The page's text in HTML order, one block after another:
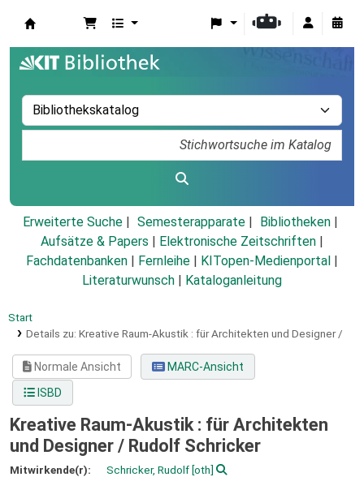
Erweiterte Suche Semesterapparate
Bibliotheken
Aufsätze & Papers
Elektronische Zeitschriften
Fachdatenbanken
Fernleihe KITopen-Medienportal
Literaturwunsch
Kataloganleitung
Start
Details zu: Kreative Raum-Akustik : für Architekten und Designer /
Normale Ansicht
MARC-Ansicht
ISBD
Kreative Raum-Akustik : für Architekten
und Designer / Rudolf Schricker
Mitwirkende(r): Schricker, Rudolf [oth]